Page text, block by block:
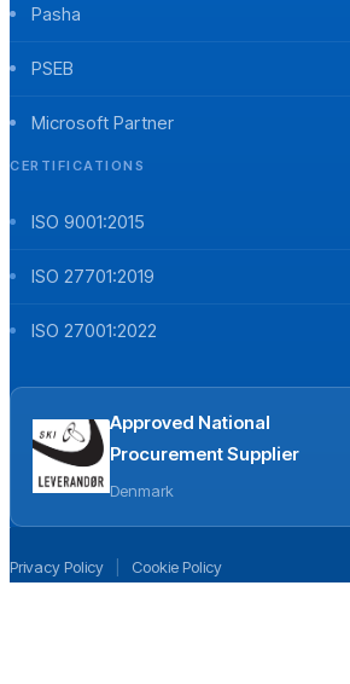
Pasha
PSEB
Microsoft Partner
CERTIFICATIONS
ISO 9001:2015
ISO 27701:2019
ISO 27001:2022
Approved National
Procurement Supplier
Denmark
Privacy Policy Cookie Policy